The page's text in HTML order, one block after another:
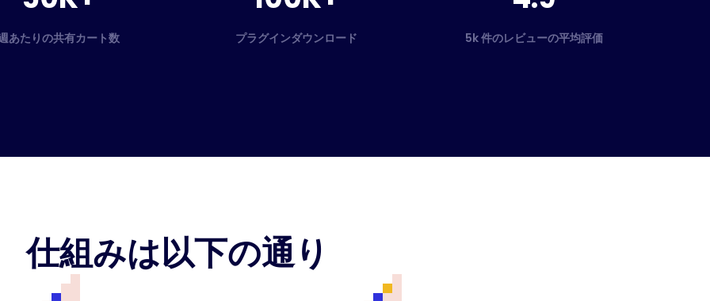
あたりの共有カート数 プラグインダウンロード 5k 件のレビューの平均評価
仕組みは以下の通り